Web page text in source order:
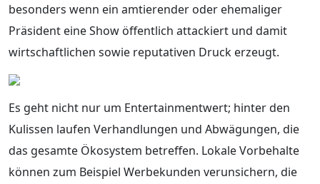
besonders wenn ein amtierender oder ehemaliger
Präsident eine Show öffentlich attackiert und damit
wirtschaftlichen sowie reputativen Druck erzeugt.
Es geht nicht nur um Entertainmentwert; hinter den
Kulissen laufen Verhandlungen und Abwägungen, die
das gesamte Ökosystem betreffen. Lokale Vorbehalte
können zum Beispiel Werbekunden verunsichern, die